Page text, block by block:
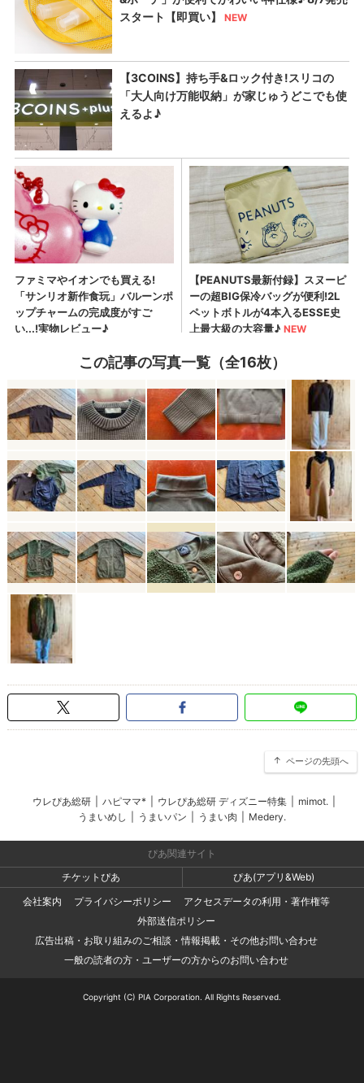
この記事の写真一覧（全16枚）
ページの先頭へ
ウレぴあ総研 ハピママ* ウレぴあ総研 ディズニー特集 mimot.
うまいめし
うまいパン うまい肉 Medery.
ぴあ関連サイト
チケットぴあ
ぴあ(アプリ&Web)
会社案内
プライバシーポリシー
アクセスデータの利用・著作権等
外部送信ポリシー
広告出稿・お取り組みのご相談・情報掲載・その他お問い合わせ
一般の読者の方・ユーザーの方からのお問い合わせ
Copyright (C) PIA Corporation. All Rights Reserved.